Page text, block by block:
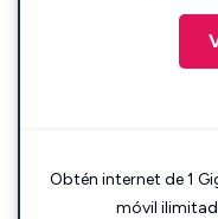
Obtén internet de 1
móvil